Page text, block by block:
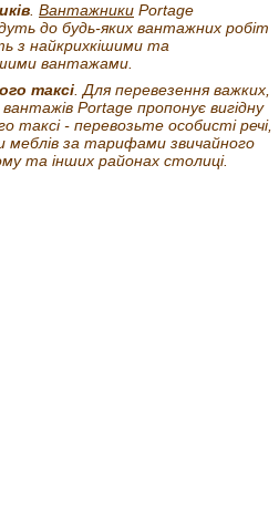
Вантажники Portage
до будь-яких вантажних робіт
з найкрихкішими та
вантажами.
таксі . Для перевезення важких,
Portage пропонує вигідну
таксі - перевозьте особисті речі,
меблів за тарифами звичайного
та інших районах столиці.